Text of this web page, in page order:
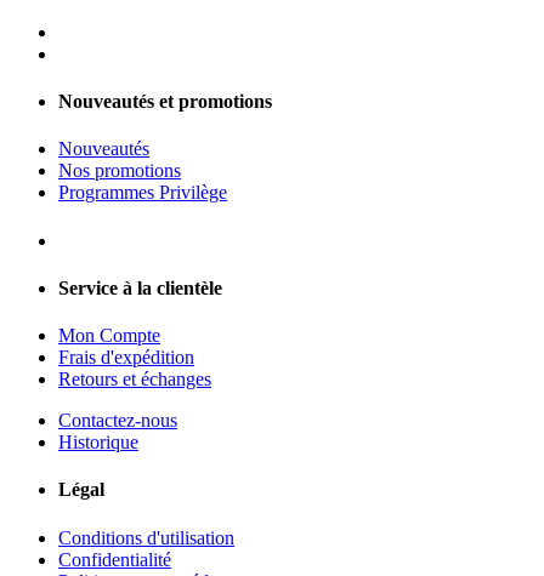
Nouveautés et promotions
Nouveautés
Nos promotions
Programmes Privilège
Service à la clientèle
Mon Compte
Frais d'expédition
Retours et échanges
Contactez-nous
Historique
Légal
Conditions d'utilisation
Confidentialité